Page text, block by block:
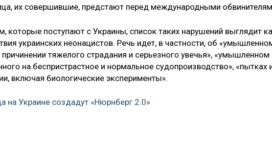
их совершившие, предстают перед международными
которые поступают с Украины, список таких нарушений выглядит
украинских неонацистов. Речь идет, в частности, об
тяжелого страдания и серьезного увечья», «умышленном
на беспристрастное и нормальное судопроизводство», «пытках
включая биологические эксперименты».
на Украине создадут «Нюрнберг 2.0»